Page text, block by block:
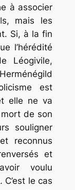
à associer
mais les
Si, à la fin
l’hérédité
Léogivile,
est
elle ne va
de son
souligner
reconnus
et
voulu
le cas